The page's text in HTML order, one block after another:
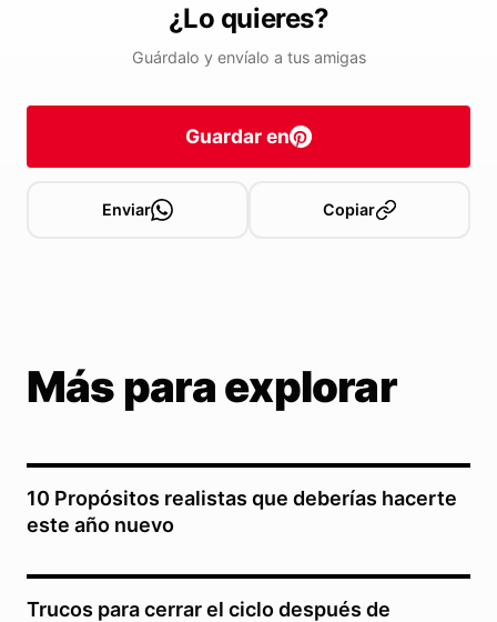
¿Lo quieres?
Guárdalo y envíalo a tus amigas
Guardar en
Enviar Copiar
Más para explorar
10 Propósitos realistas que deberías hacerte
este año nuevo
Trucos para cerrar el ciclo después de